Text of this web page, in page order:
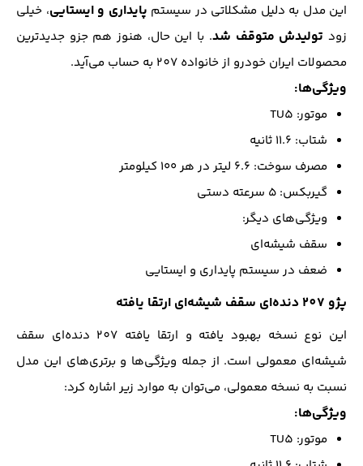
این مدل به دلیل مشکلاتی در سیستم پایداری و ایستایی، خیلی
زودتولیدش متوقف شد. با این حال، هنوز هم جزو جدیدترین
محصولات ایران خودرو از خانواده 207 به حساب می‌آید.
ویژگی‌ها:
موتور: TU5
شتاب: ۱۱.۶ ثانیه
مصرف سوخت: ۶.۶ لیتر در هر ۱۰۰ کیلومتر
گیربکس: ۵ سرعته دستی
ویژگی‌های دیگر:
سقف شیشه‌ای
ضعف در سیستم پایداری و ایستایی
پژو 207 دنده‌ای سقف شیشه‌ای ارتقا یافته
این نوع نسخه بهبود یافته و ارتقا یافته 207 دنده‌ای سقف
شیشه‌ای معمولی است. از جمله ویژگی‌ها و برتری‌های این مدل
نسبت به نسخه معمولی، می‌توان به موارد زیر اشاره کرد:
ویژگی‌ها:
موتور: TU5